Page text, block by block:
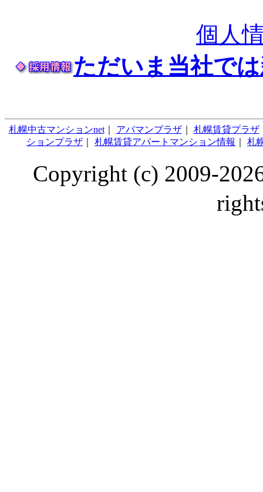
個人
ただいま当社で
札幌中古マンションnet｜ アパマンプラザ｜ 札幌賃貸プラザ
ションプラザ
札幌賃貸アパートマンション情報 札
Copyright (c) 2009-